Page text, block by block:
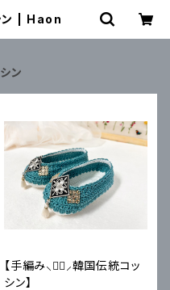
ン | Haon
ン
【手編み⸜♥⃜⸝韓国伝統コッ
シン】